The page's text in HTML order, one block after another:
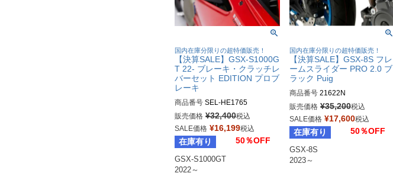
国内在庫分限りの超特価販売！
【決算SALE】GSX-S1000G
T 22- ブレーキ・クラッチレ
バーセット EDITION プロブ
レーキ
商品番号 SEL-HE1765
HE1765-SW：ブラック/ブラッ
ク
HE1765-TI：ブラック/チタン
HE1765-RT：ブラック/レッド
HE1765-BL：ブラック/ブルー
HE1765-GO：ブラック/ゴールド
販売価格 ¥32,400税込
SALE価格 ¥16,199税込
在庫有り 50％OFF
GSX-S1000GT
2022～
国内在庫分限りの超特価販売！
【決算SALE】GSX-8S フレ
ームスライダー PRO 2.0 ブ
ラック Puig
商品番号 21622N
販売価格 ¥35,200税込
SALE価格 ¥17,600税込
在庫有り 50％OFF
GSX-8S